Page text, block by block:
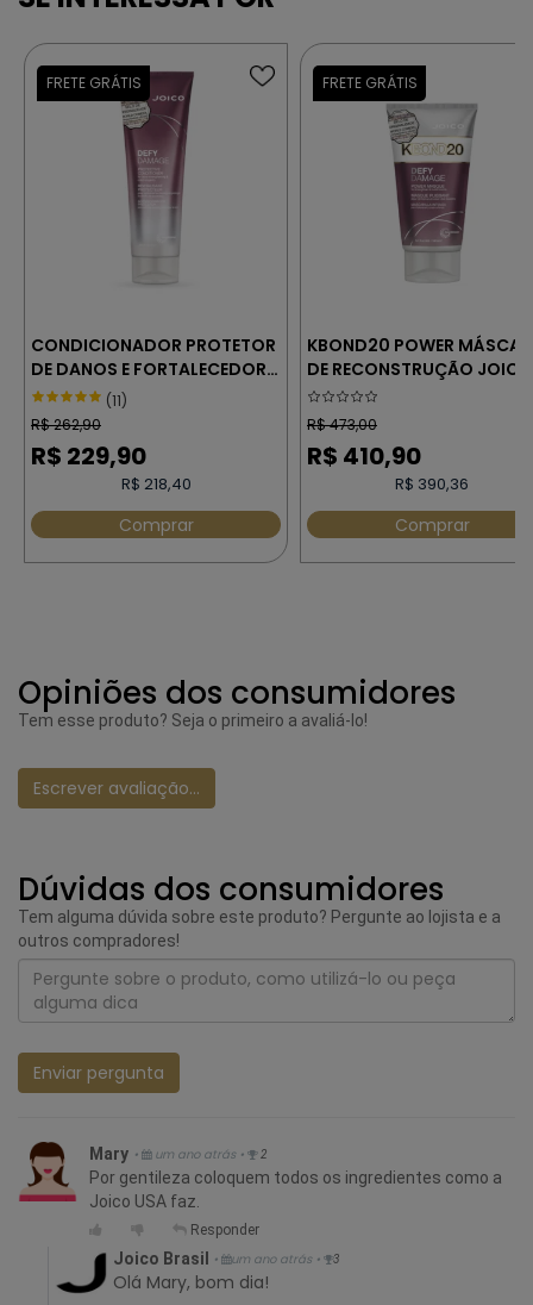
CONDICIONADOR PROTETOR
DE DANOS E FORTALECEDOR
– JOICO DEFY DAMAGE 250
ml
(11)
R$262,90
R$ 229,90
R$ 218,40
Comprar
KBOND20 POWER
DE RECONSTRUÇÃO JOICO
DEFY DAMAGE 150ml
R$473,00
R$ 410,90
R$ 390,36
Comprar
Opiniões dos consumidores
Tem esse produto? Seja o primeiro a avaliá-lo!
Escrever avaliação...
Dúvidas dos consumidores
Tem alguma dúvida sobre este produto? Pergunte ao lojista e a
outros compradores!
Enviar pergunta
Mary • um ano atrás • 2
Por gentileza coloquem todos os ingredientes como a
Joico USA faz.
Responder
Joico Brasil • um ano atrás • 3
Olá Mary, bom dia!